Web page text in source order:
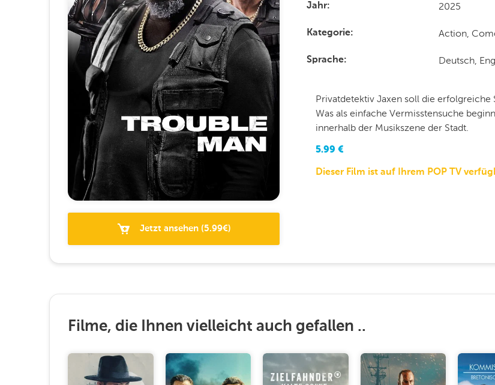
Jetzt ansehen(5.99€)
Jahr 2025
Kategorie Action,
Sprache Deutsch,
Privatdetektiv Jaxen soll die erfolgreiche
Was als einfache Vermisstensuche
innerhalb der Musikszene der Stadt.
5.99 €
Dieser Film ist auf Ihrem POP TV
Filme, die Ihnen vielleicht auch gefallen ..